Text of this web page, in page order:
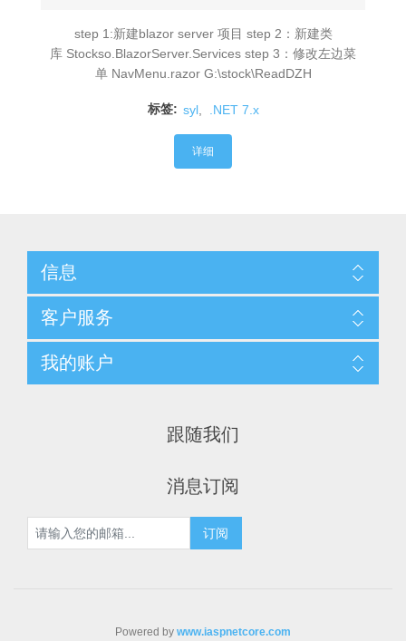
step 1:新建blazor server 项目 step 2：新建类
库 Stockso.BlazorServer.Services step 3：修改左边菜
单 NavMenu.razor G:\stock\ReadDZH
标签: syl, .NET 7.x
详细
信息
客户服务
我的账户
跟随我们
消息订阅
Powered by www.iaspnetcore.com